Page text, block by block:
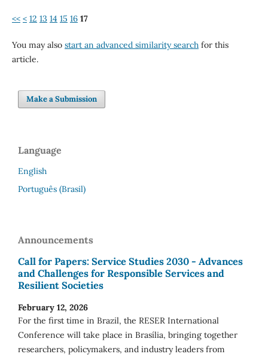
<< < 12 13 14 15 16 17
You may also start an advanced similarity searchfor this
article.
Make a Submission
Language
English
Português (Brasil)
Announcements
Call for Papers: Service Studies 2030 - Advances
and Challenges for Responsible Services and
Resilient Societies
February 12, 2026
For the first time in Brazil, the RESER International
Conference will take place in Brasília, bringing together
researchers, policymakers, and industry leaders from